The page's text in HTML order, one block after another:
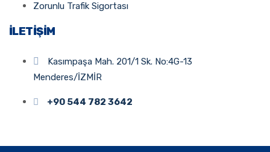
Zorunlu Trafik Sigortası
İLETIŞIM
Kasımpaşa Mah. 201/1 Sk. No:4G-13
Menderes/İZMİR
+90 544 782 3642